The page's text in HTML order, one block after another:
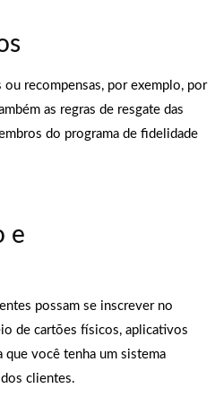
recompensas, por exemplo, por
as regras de resgate das
do programa de fidelidade
e
possam se inscrever no
de cartões físicos, aplicativos
que você tenha um sistema
clientes.